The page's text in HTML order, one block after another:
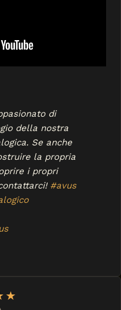
di
della nostra
Se anche
la propria
i propri
#avus
★